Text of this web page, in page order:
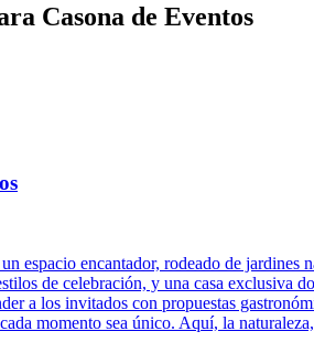
Casona de Eventos
espacio encantador, rodeado de
de celebración, y una casa exclusiva
a los invitados con propuestas
momento sea único. Aquí, la